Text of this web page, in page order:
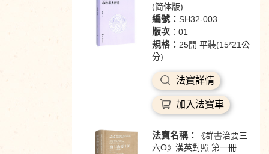
(简体版)
編號： SH32-003
版次：01
規格： 25開 平裝(15*21公
分)
法寶詳情
加入法寶車
法寶名稱：
《群書治要三
六O》漢英對照 第一冊